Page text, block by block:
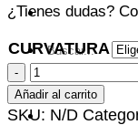
Productos
Buscar
¿Tienes dudas?
CURVATURA
EXTENSIÓN
DE
PESTAÑAS
Añadir al carrito
SKU: N/D